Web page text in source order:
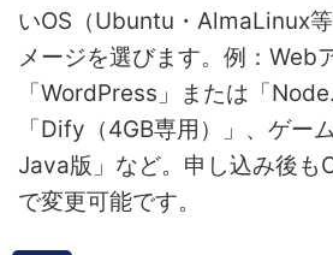
いOS（Ubuntu・AlmaLinux
メージを選びます。例：Web
「WordPress」または「
「Dify（4GB専用）」、ゲー
Java版」など。申し込み後も
で変更可能です。